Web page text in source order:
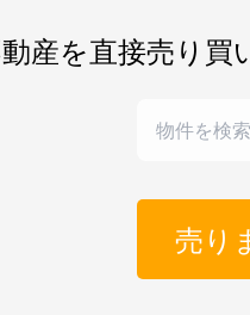
産を直接売り買
売り